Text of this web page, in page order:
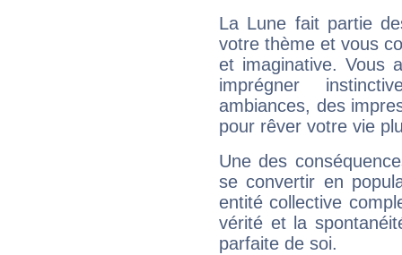
La Lune fait partie
votre thème et vous
et imaginative. Vous
imprégner
ambiances, des
pour rêver votre vie
Une des
se convertir en
entité collective
vérité et la
parfaite de soi.